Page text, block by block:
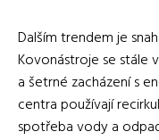
Dalším trendem je
Kovonástroje se stále
a šetrné zacházení s
centra používají
spotřeba vody a